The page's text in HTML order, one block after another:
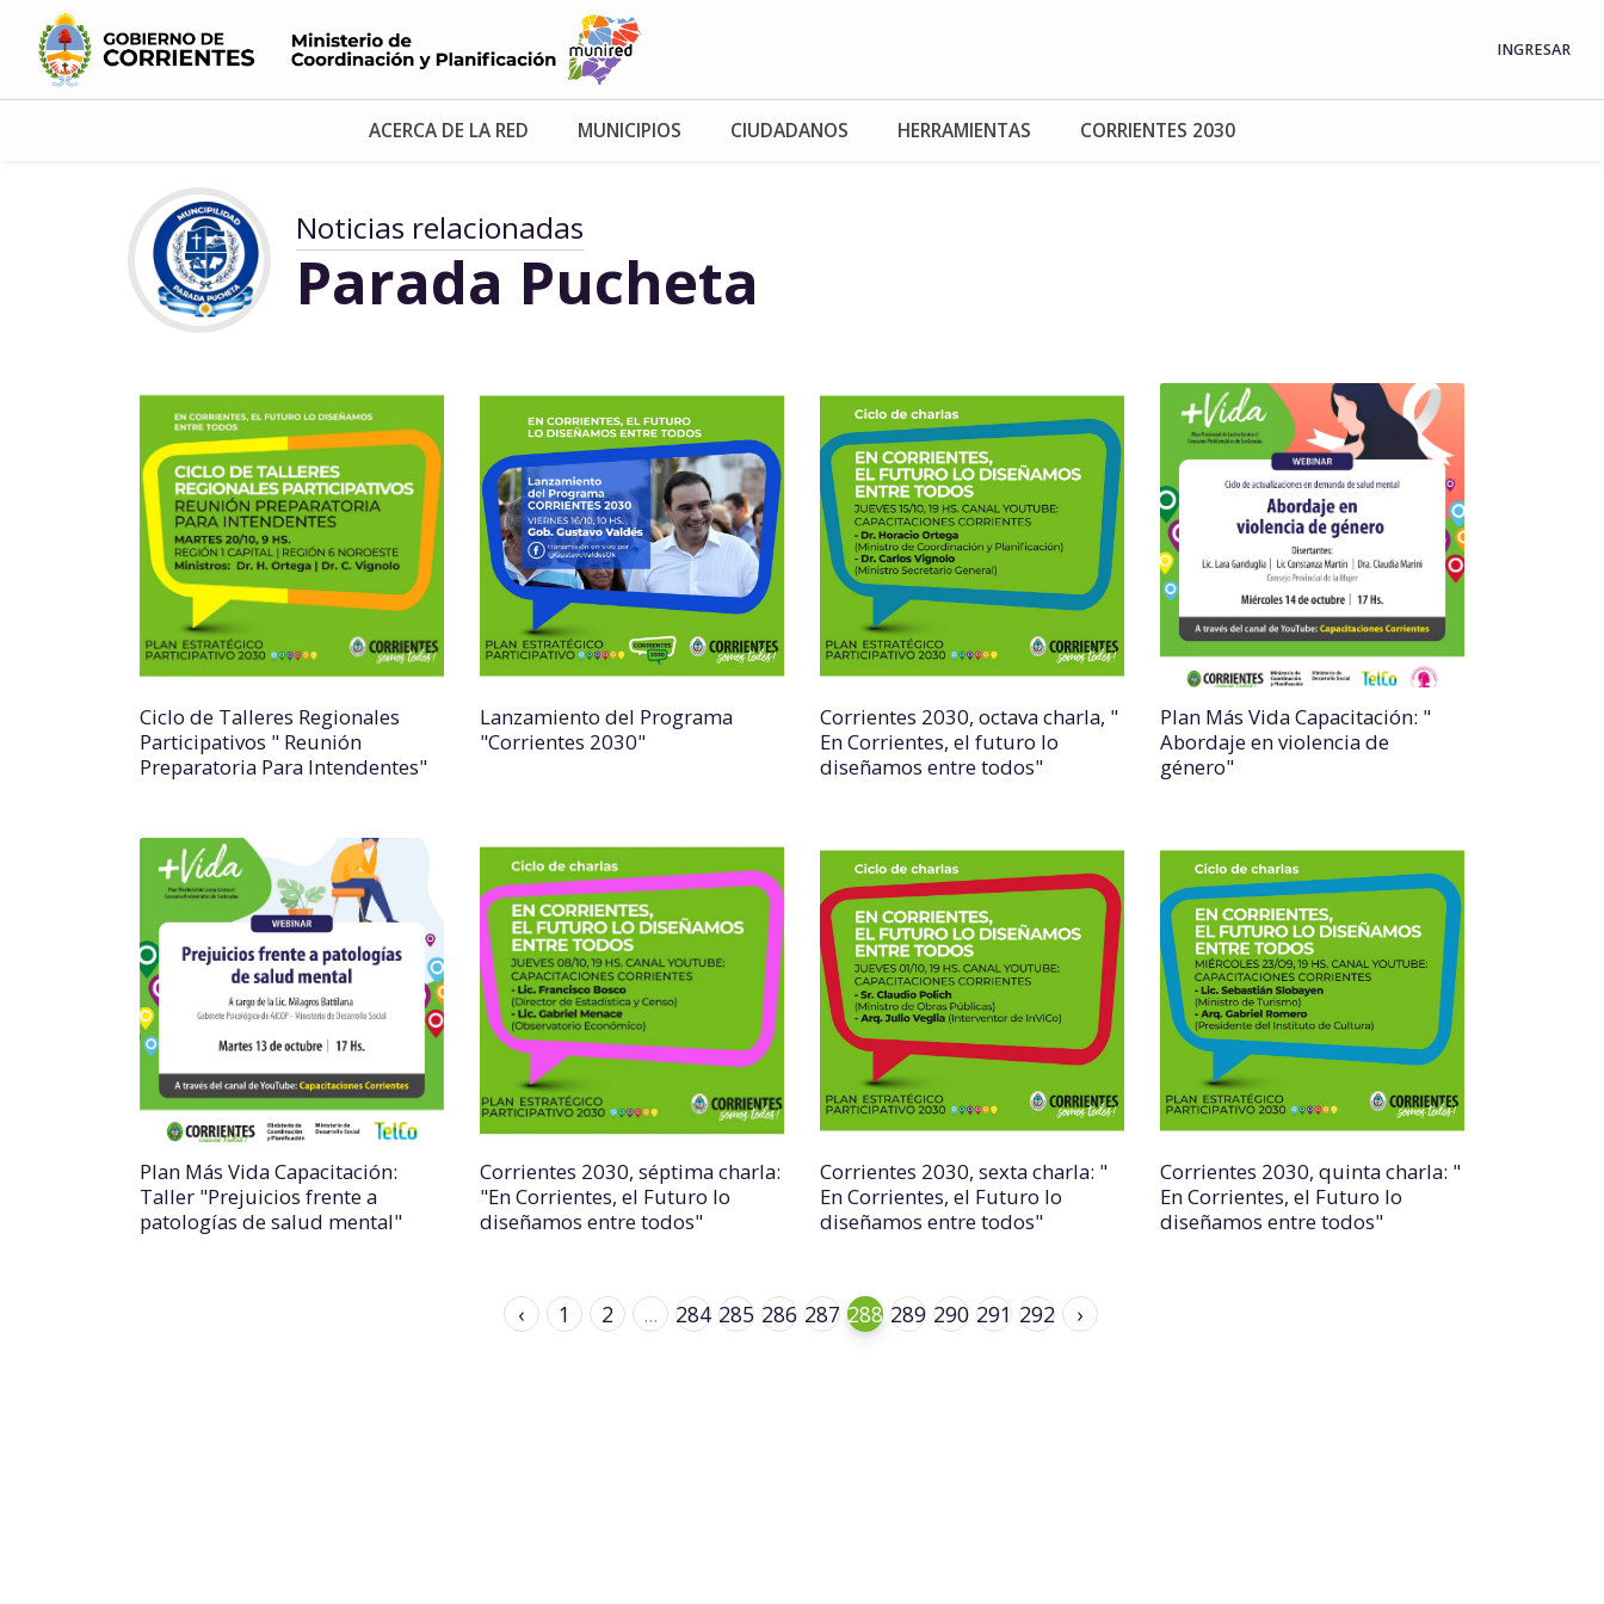
INGRESAR
ACERCA DE LA RED MUNICIPIOS CIUDADANOS HERRAMIENTAS CORRIENTES 2030
Noticias relacionadas
Parada Pucheta
Ciclo de Talleres Regionales
Participativos " Reunión
Preparatoria Para Intendentes"
Lanzamiento del Programa
"Corrientes 2030"
Corrientes 2030, octava charla, "
En Corrientes, el futuro lo
diseñamos entre todos"
Plan Más Vida Capacitación: "
Abordaje en violencia de
género"
Plan Más Vida Capacitación:
Taller "Prejuicios frente a
patologías de salud mental"
Corrientes 2030, séptima charla:
"En Corrientes, el Futuro lo
diseñamos entre todos"
Corrientes 2030, sexta charla: "
En Corrientes, el Futuro lo
diseñamos entre todos"
Corrientes 2030, quinta charla: "
En Corrientes, el Futuro lo
diseñamos entre todos"
‹ 1 2 ... 284 285 286 287 288 289 290 291 292 ›